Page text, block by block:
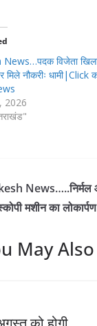
विजेता
मिले नौकरीः धामी|Click
2026
News…..निर्मल
मशीन का
May